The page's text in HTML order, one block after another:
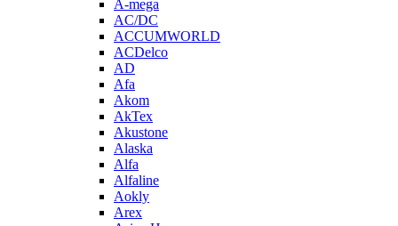
A-mega
AC/DC
ACCUMWORLD
ACDelco
AD
Afa
Akom
AkTex
Akustone
Alaska
Alfa
Alfaline
Aokly
Arex